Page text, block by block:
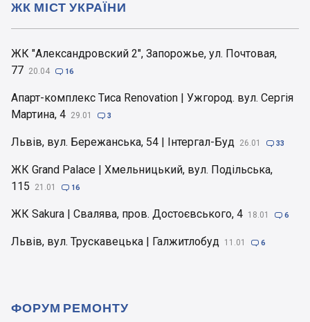
ЖК "Александровский 2", Запорожье, ул. Почтовая,
77 20.04  16
Апарт-комплекс Тиса Renovation | Ужгород. вул. Сергія
Мартина, 4 29.01  3
Львів, вул. Бережанська, 54 | Інтергал-Буд 26.01  33
ЖК Grand Palace | Хмельницький, вул. Подільська,
115
21.01  16
ЖК Sakura | Свалява, пров. Достоєвського, 4 18.01  6
Львів, вул. Трускавецька | Галжитлобуд 11.01  6
ЖК МІСТ УКРАЇНИ
ФОРУМ РЕМОНТУ